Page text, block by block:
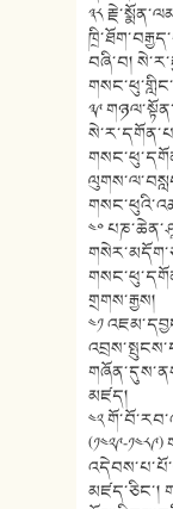
༣༨
བཞི་བ།
༣༩
༤༠
གྲགས་རྒྱས།
༤༡
མཛད།
༤༢
(༡༤༢༩-
མཛད་ཅིང་།